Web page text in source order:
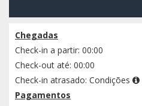
Chegadas
Check-in a partir: 00:00
Check-out até: 00:00
Check-in atrasado: Condições
Pagamentos